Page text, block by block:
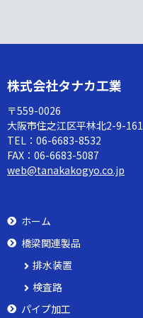
株式会社タナカ工業
〒559-0026
大阪市住之江区平林北2-9-161
TEL： 06-6683-8532
FAX： 06-6683-5087
web@tanakakogyo.co.jp
ホーム
橋梁関連製品
排水装置
検査路
パイプ加工